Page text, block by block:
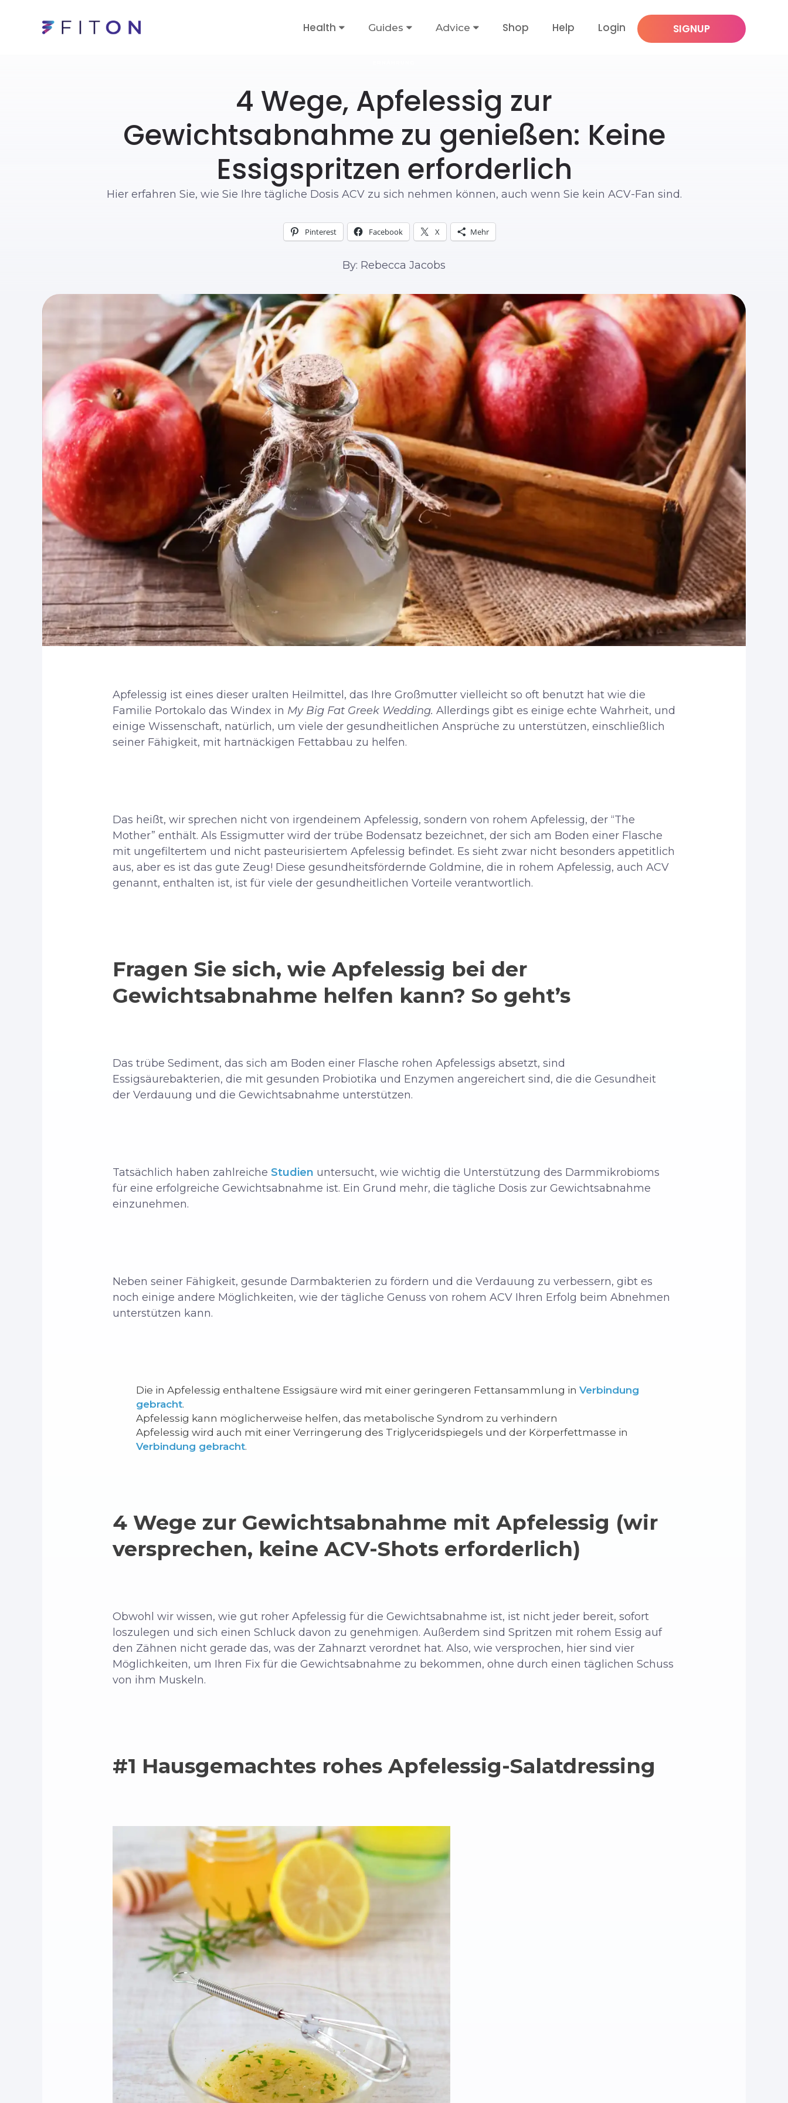
Health Guides Advice Shop Help Login SIGNUP
4 Wege, Apfelessig zur
Gewichtsabnahme zu genießen: Keine
Essigspritzen erforderlich
Hier erfahren Sie, wie Sie Ihre tägliche Dosis ACV zu sich nehmen können, auch wenn Sie kein ACV-Fan sind.
Pinterest Facebook X Mehr
By: Rebecca Jacobs
Apfelessig ist eines dieser uralten Heilmittel, das Ihre Großmutter vielleicht so oft benutzt hat wie die
Familie Portokalo das Windex in My Big Fat Greek Wedding. Allerdings gibt es einige echte Wahrheit, und
einige Wissenschaft, natürlich, um viele der gesundheitlichen Ansprüche zu unterstützen, einschließlich
seiner Fähigkeit, mit hartnäckigen Fettabbau zu helfen.
Das heißt, wir sprechen nicht von irgendeinem Apfelessig, sondern von rohem Apfelessig, der “The
Mother” enthält. Als Essigmutter wird der trübe Bodensatz bezeichnet, der sich am Boden einer Flasche
mit ungefiltertem und nicht pasteurisiertem Apfelessig befindet. Es sieht zwar nicht besonders appetitlich
aus, aber es ist das gute Zeug! Diese gesundheitsfördernde Goldmine, die in rohem Apfelessig, auch ACV
genannt, enthalten ist, ist für viele der gesundheitlichen Vorteile verantwortlich.
Fragen Sie sich, wie Apfelessig bei der
Gewichtsabnahme helfen kann? So geht’s
Das trübe Sediment, das sich am Boden einer Flasche rohen Apfelessigs absetzt, sind
Essigsäurebakterien, die mit gesunden Probiotika und Enzymen angereichert sind, die die Gesundheit
der Verdauung und die Gewichtsabnahme unterstützen.
Tatsächlich haben zahlreiche Studien untersucht, wie wichtig die Unterstützung des Darmmikrobioms
für eine erfolgreiche Gewichtsabnahme ist. Ein Grund mehr, die tägliche Dosis zur Gewichtsabnahme
einzunehmen.
Neben seiner Fähigkeit, gesunde Darmbakterien zu fördern und die Verdauung zu verbessern, gibt es
noch einige andere Möglichkeiten, wie der tägliche Genuss von rohem ACV Ihren Erfolg beim Abnehmen
unterstützen kann.
Die in Apfelessig enthaltene Essigsäure wird mit einer geringeren Fettansammlung in Verbindung
gebracht.
Apfelessig kann möglicherweise helfen, das metabolische Syndrom zu verhindern
Apfelessig wird auch mit einer Verringerung des Triglyceridspiegels und der Körperfettmasse in
Verbindung gebracht.
4 Wege zur Gewichtsabnahme mit Apfelessig (wir
versprechen, keine ACV-Shots erforderlich)
Obwohl wir wissen, wie gut roher Apfelessig für die Gewichtsabnahme ist, ist nicht jeder bereit, sofort
loszulegen und sich einen Schluck davon zu genehmigen. Außerdem sind Spritzen mit rohem Essig auf
den Zähnen nicht gerade das, was der Zahnarzt verordnet hat. Also, wie versprochen, hier sind vier
Möglichkeiten, um Ihren Fix für die Gewichtsabnahme zu bekommen, ohne durch einen täglichen Schuss
von ihm Muskeln.
#1 Hausgemachtes rohes Apfelessig-Salatdressing